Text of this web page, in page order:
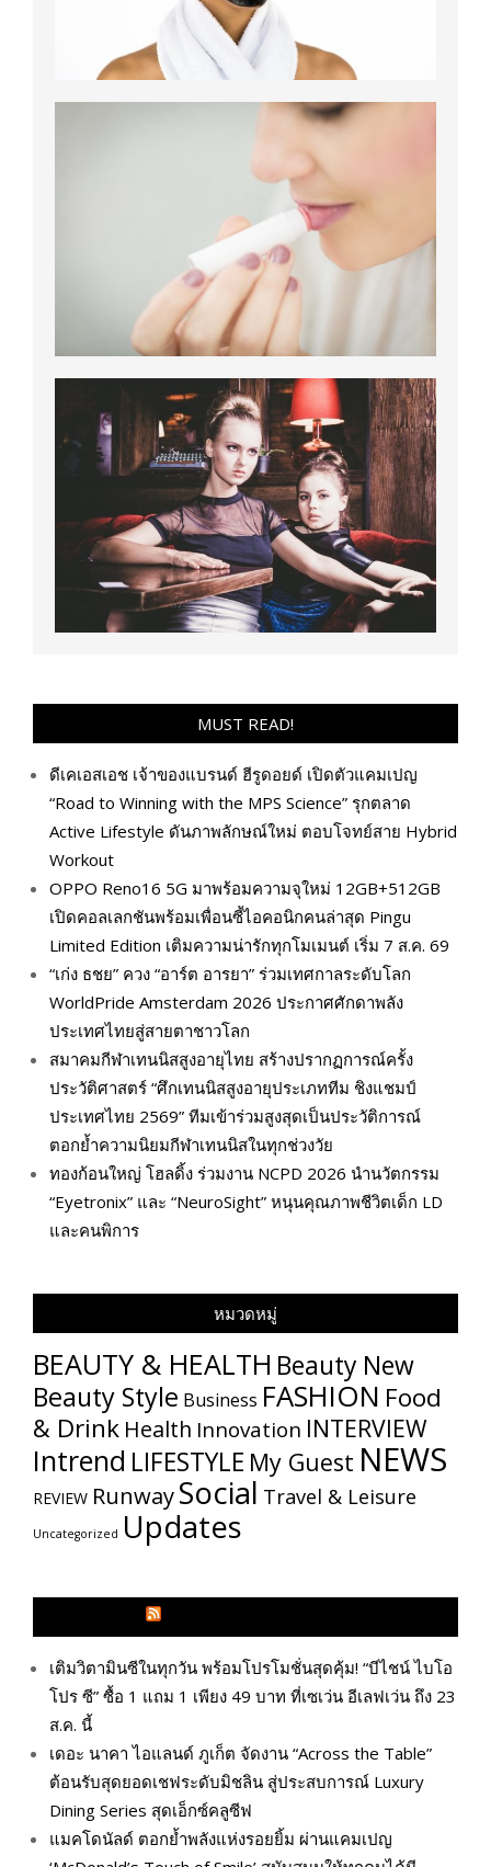
MUST READ!
ดีเคเอสเอช เจ้าของแบรนด์ ฮีรูดอยด์ เปิดตัวแคมเปญ
“Road to Winning with the MPS Science” รุกตลาด
Active Lifestyle ดันภาพลักษณ์ใหม่ ตอบโจทย์สาย Hybrid
Workout
OPPO Reno16 5G มาพร้อมความจุใหม่ 12GB+512GB
เปิดคอลเลกชันพร้อมเพื่อนซี้ไอคอนิกคนล่าสุด Pingu
Limited Edition เติมความน่ารักทุกโมเมนต์ เริ่ม 7 ส.ค. 69
“เก่ง ธชย” ควง “อาร์ต อารยา” ร่วมเทศกาลระดับโลก
WorldPride Amsterdam 2026 ประกาศศักดาพลัง
ประเทศไทยสู่สายตาชาวโลก
สมาคมกีฬาเทนนิสสูงอายุไทย สร้างปรากฏการณ์ครั้ง
ประวัติศาสตร์ “ศึกเทนนิสสูงอายุประเภททีม ชิงแชมป์
ประเทศไทย 2569” ทีมเข้าร่วมสูงสุดเป็นประวัติการณ์
ตอกย้ำความนิยมกีฬาเทนนิสในทุกช่วงวัย
ทองก้อนใหญ่ โฮลดิ้ง ร่วมงาน NCPD 2026 นำนวัตกรรม
“Eyetronix” และ “NeuroSight” หนุนคุณภาพชีวิตเด็ก LD
และคนพิการ
หมวดหมู่
BEAUTY & HEALTH Beauty New
Beauty Style Business FASHION Food
& Drink Health Innovation INTERVIEW
Intrend LIFESTYLE My​ Guest NEWS
REVIEW RunwaySocial Travel & Leisure
Uncategorized Updates
เติมวิตามินซีในทุกวัน พร้อมโปรโมชั่นสุดคุ้ม! “บีไชน์ ไบโอ
โปร ซี” ซื้อ 1 แถม 1 เพียง 49 บาท ที่เซเว่น อีเลฟเว่น ถึง 23
ส.ค. นี้
เดอะ นาคา ไอแลนด์ ภูเก็ต จัดงาน “Across the Table”
ต้อนรับสุดยอดเชฟระดับมิชลิน สู่ประสบการณ์ Luxury
Dining Series สุดเอ็กซ์คลูซีฟ
แมคโดนัลด์ ตอกย้ำพลังแห่งรอยยิ้ม ผ่านแคมเปญ